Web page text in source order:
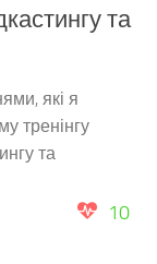
та
які я
тренінгу
та
10